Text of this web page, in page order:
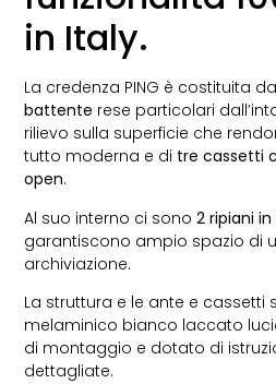
in Italy.
La credenza PING è costituita
battente rese particolari
rilievo sulla superficie che
tutto moderna e di tre cassetti
open.
Al suo interno ci sono 2 ripiani
garantiscono ampio spazio di
archiviazione.
La struttura e le ante e cassetti
melaminico bianco laccato
di montaggio e dotato di
dettagliate.